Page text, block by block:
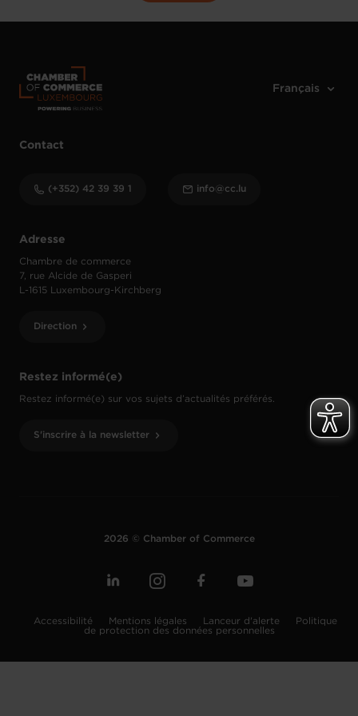
Restez informé(e)
Restez informé(e) sur vos sujets d’actualités préférés.
S'inscrire à la newsletter
Adresse
Chambre de commerce
7, rue Alcide de Gasperi
L-1615 Luxembourg-Kirchberg
Direction
Contact
(+352) 42 39 39 1 info@cc.lu
2026 © Chamber of Commerce
Accessibilité Mentions légales Lanceur d'alerte
Politique
de protection des données personnelles